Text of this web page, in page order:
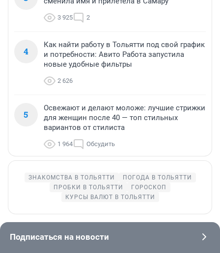
3 925 2
4
Как найти работу в Тольятти под свой график
и потребности: Авито Работа запустила
новые удобные фильтры
2 626
5
Освежают и делают моложе: лучшие стрижки
для женщин после 40 — топ стильных
вариантов от стилиста
1 964 Обсудить
ЗНАКОМСТВА В ТОЛЬЯТТИ
ПОГОДА В ТОЛЬЯТТИ
ПРОБКИ В ТОЛЬЯТТИ
ГОРОСКОП
КУРСЫ ВАЛЮТ В ТОЛЬЯТТИ
Подписаться на новости